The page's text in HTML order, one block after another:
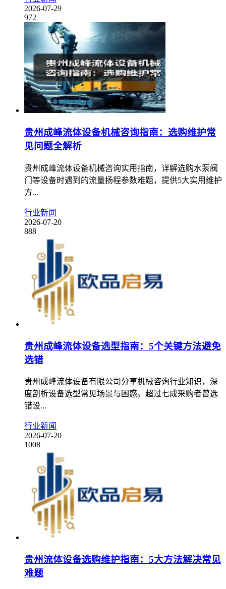
2026-07-29
972
贵州成峰流体设备机械咨询指南：选购维护常
见问题全解析
贵州成峰流体设备机械咨询实用指南，详解选购水泵阀
门等设备时遇到的流量扬程参数难题，提供5大实用维护
方...
行业新闻
2026-07-20
888
贵州成峰流体设备选型指南：5个关键方法避免
选错
贵州成峰流体设备有限公司分享机械咨询行业知识，深
度剖析设备选型常见场景与困惑。超过七成采购者曾选
错设...
行业新闻
2026-07-20
1008
贵州流体设备选购维护指南：5大方法解决常见
难题